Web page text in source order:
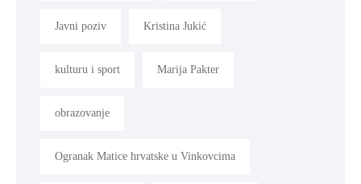
Javni poziv Kristina Jukić
kulturu i sport Marija Pakter
obrazovanje
Ogranak Matice hrvatske u Vinkovcima